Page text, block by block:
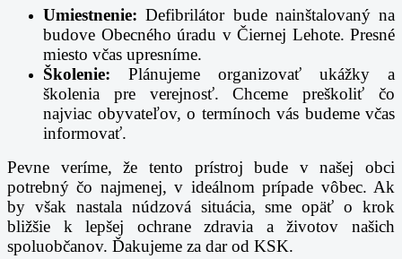
Umiestnenie: Defibrilátor bude nainštalovaný na
budove Obecného úradu v Čiernej Lehote. Presné
miesto včas upresníme.
Školenie: Plánujeme organizovať ukážky a
školenia pre verejnosť. Chceme preškoliť čo
najviac obyvateľov, o termínoch vás budeme včas
informovať.
Pevne veríme, že tento prístroj bude v našej obci
potrebný čo najmenej, v ideálnom prípade vôbec. Ak
by však nastala núdzová situácia, sme opäť o krok
bližšie k lepšej ochrane zdravia a životov našich
spoluobčanov. Ďakujeme za dar od KSK.